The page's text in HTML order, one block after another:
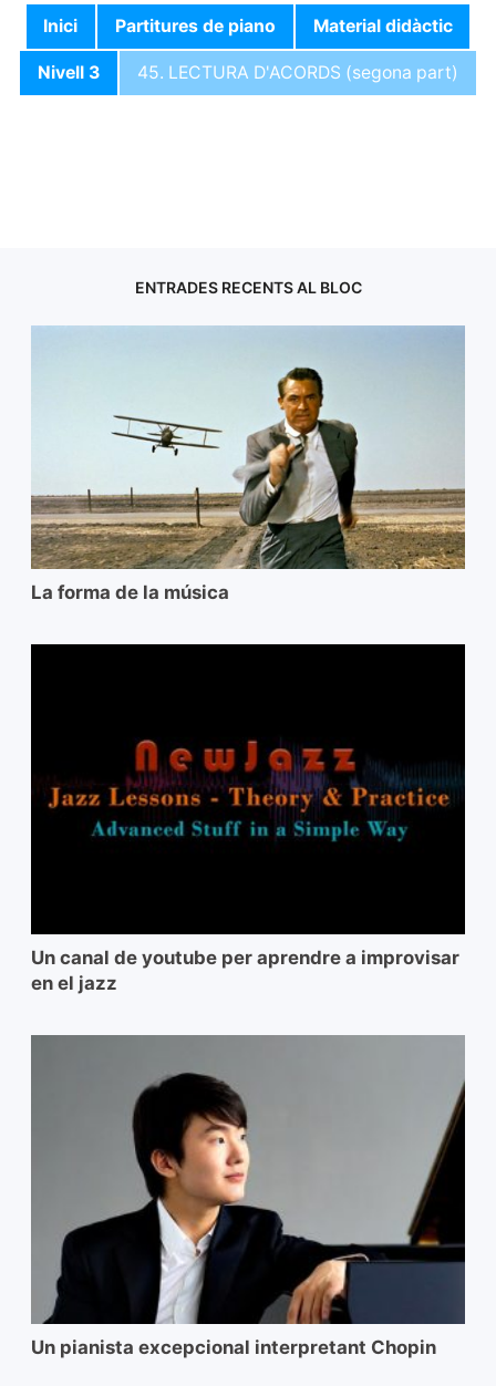
Inici Partitures de piano Material didàctic
Nivell 3 45. LECTURA D'ACORDS (segona part)
ENTRADES RECENTS AL BLOC
La forma de la música
Un canal de youtube per aprendre a improvisar
en el jazz
Un pianista excepcional interpretant Chopin